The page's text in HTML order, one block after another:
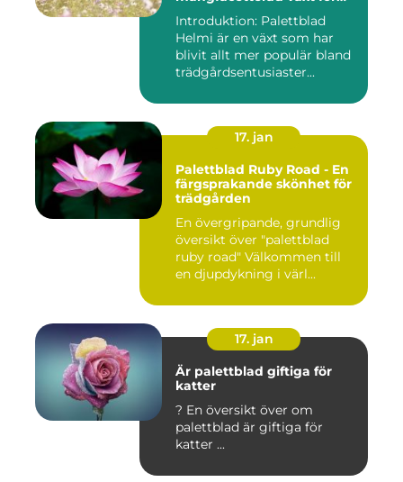
Introduktion: Palettblad
Helmi är en växt som har
blivit allt mer populär bland
trädgårdsentusiaster...
17. jan
Palettblad Ruby Road - En
färgsprakande skönhet för
trädgården
En övergripande, grundlig
översikt över "palettblad
ruby road" Välkommen till
en djupdykning i värl...
17. jan
Är palettblad giftiga för
katter
? En översikt över om
palettblad är giftiga för
katter ...